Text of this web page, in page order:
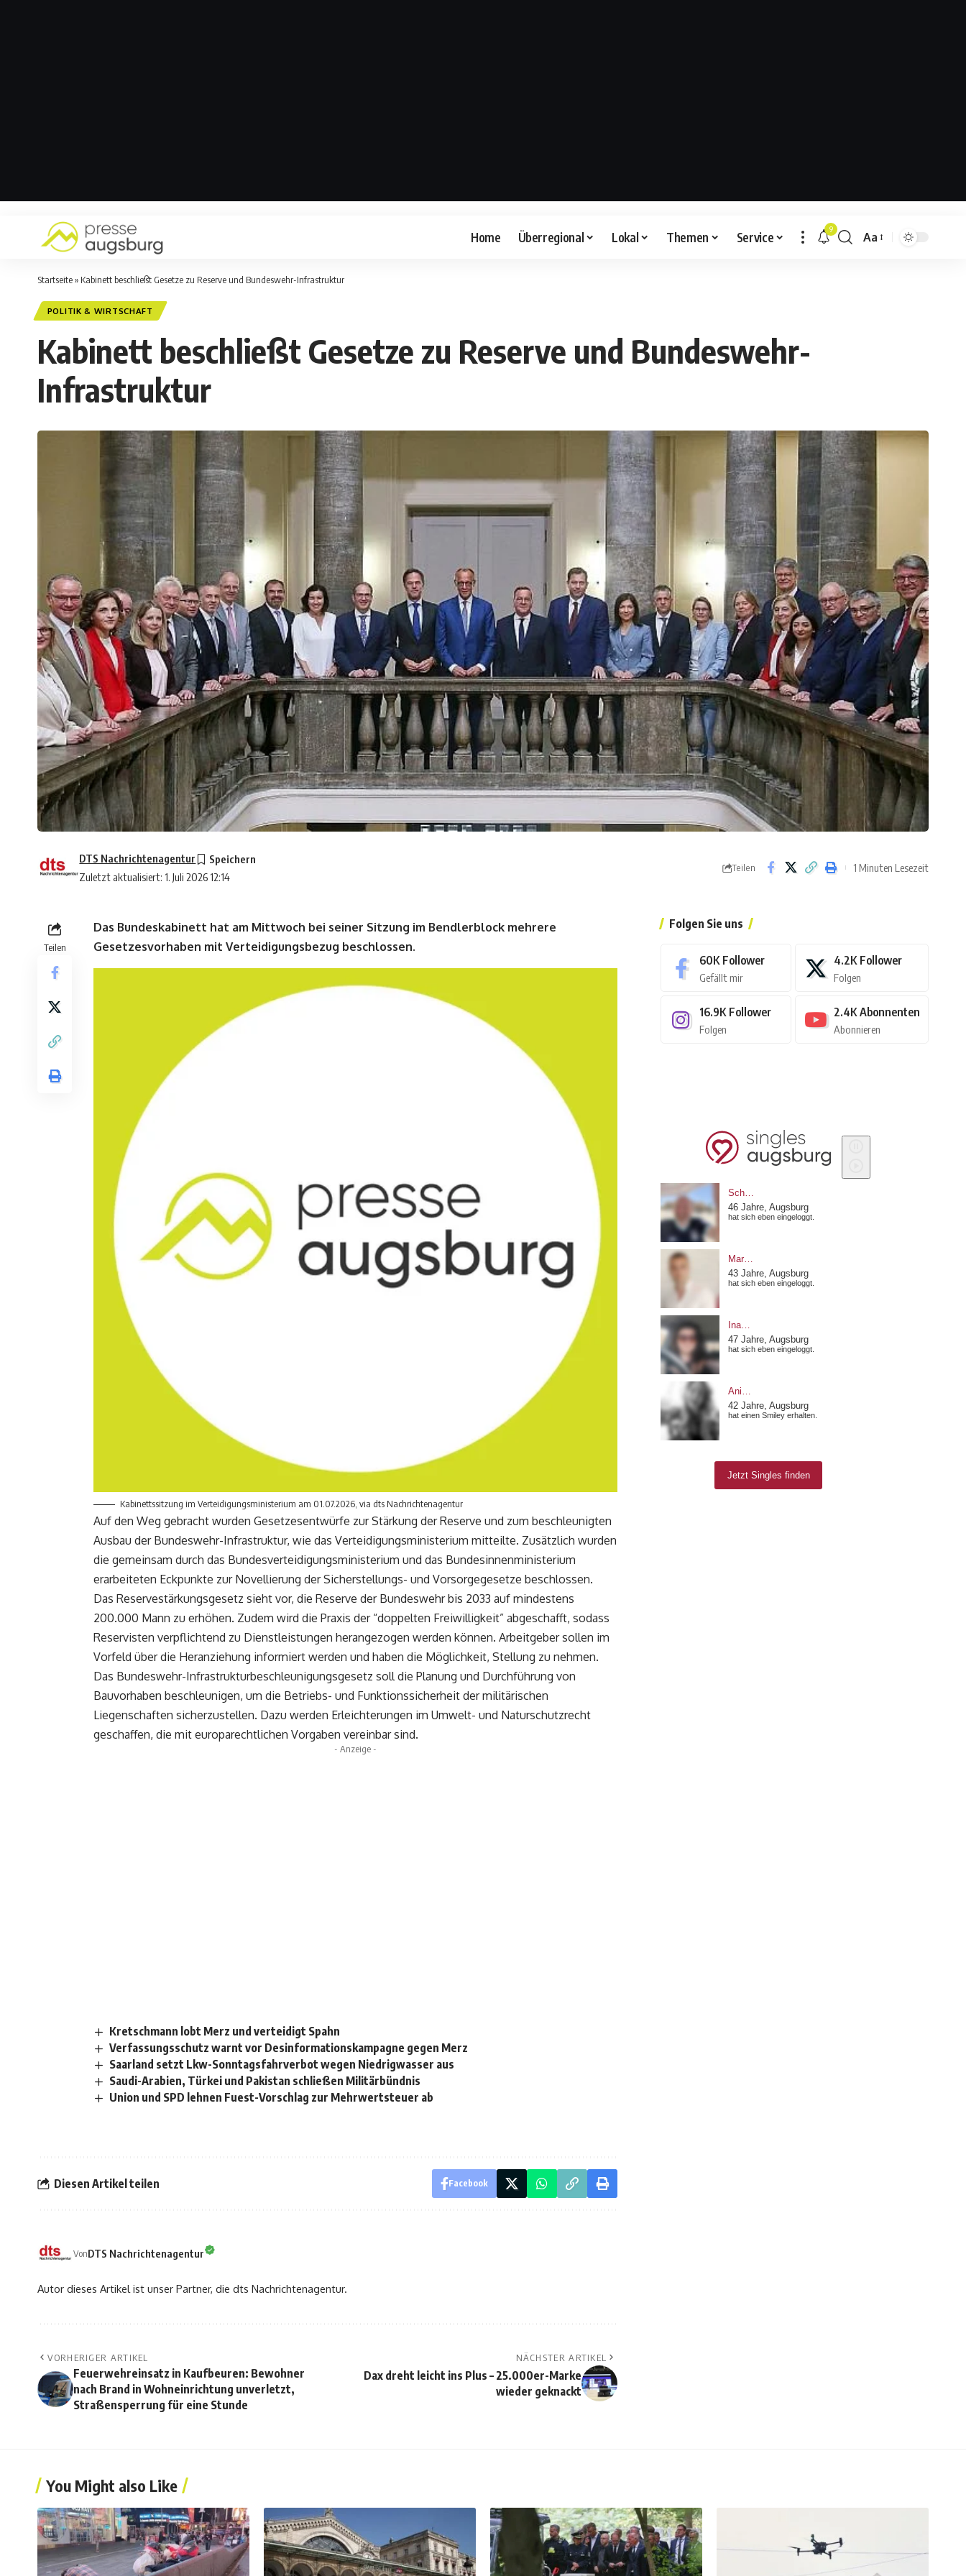
Home Überregional Lokal Themen Service 9
Aa
Startseite» Kabinett beschließt Gesetze zu Reserve und Bundeswehr-Infrastruktur
POLITIK & WIRTSCHAFT
Kabinett beschließt Gesetze zu Reserve und Bundeswehr-
Infrastruktur
Zuletzt aktualisiert: 1. Juli 2026 12:14
DTS Nachrichtenagentur
Teilen 1 Minuten Lesezeit
Teilen
Das Bundeskabinett hat am Mittwoch bei seiner Sitzung im Bendlerblock mehrere
Gesetzesvorhaben mit Verteidigungsbezug beschlossen.
Kabinettssitzung im Verteidigungsministerium am 01.07.2026, via dts Nachrichtenagentur
Auf den Weg gebracht wurden Gesetzesentwürfe zur Stärkung der Reserve und zum beschleunigten
Ausbau der Bundeswehr-Infrastruktur, wie das Verteidigungsministerium mitteilte. Zusätzlich wurden
die gemeinsam durch das Bundesverteidigungsministerium und das Bundesinnenministerium
erarbeiteten Eckpunkte zur Novellierung der Sicherstellungs- und Vorsorgegesetze beschlossen.
Das Reservestärkungsgesetz sieht vor, die Reserve der Bundeswehr bis 2033 auf mindestens
200.000 Mann zu erhöhen. Zudem wird die Praxis der “doppelten Freiwilligkeit” abgeschafft, sodass
Reservisten verpflichtend zu Dienstleistungen herangezogen werden können. Arbeitgeber sollen im
Vorfeld über die Heranziehung informiert werden und haben die Möglichkeit, Stellung zu nehmen.
Das Bundeswehr-Infrastrukturbeschleunigungsgesetz soll die Planung und Durchführung von
Bauvorhaben beschleunigen, um die Betriebs- und Funktionssicherheit der militärischen
Liegenschaften sicherzustellen. Dazu werden Erleichterungen im Umwelt- und Naturschutzrecht
geschaffen, die mit europarechtlichen Vorgaben vereinbar sind.
- Anzeige -
Kretschmann lobt Merz und verteidigt Spahn
Verfassungsschutz warnt vor Desinformationskampagne gegen Merz
Saarland setzt Lkw-Sonntagsfahrverbot wegen Niedrigwasser aus
Saudi-Arabien, Türkei und Pakistan schließen Militärbündnis
Union und SPD lehnen Fuest-Vorschlag zur Mehrwertsteuer ab
Diesen Artikel teilen Facebook
VonDTS Nachrichtenagentur
Autor dieses Artikel ist unser Partner, die dts Nachrichtenagentur.
VORHERIGER ARTIKEL
Feuerwehreinsatz in Kaufbeuren: Bewohner
nach Brand in Wohneinrichtung unverletzt,
Straßensperrung für eine Stunde
NÄCHSTER ARTIKEL
Dax dreht leicht ins Plus – 25.000er-Marke
wieder geknackt
Folgen Sie uns
60K Follower
Gefällt mir
4.2K Follower
Folgen
16.9K Follower
Folgen
2.4K Abonnenten
Abonnieren
You Might also Like